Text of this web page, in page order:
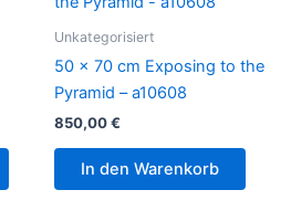
Unkategorisiert
50 x 70 cm Exposing to the
Pyramid – a10608
850,00€
In den Warenkorb